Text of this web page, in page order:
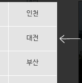
부산
제주
강원도
인천
대전
부산